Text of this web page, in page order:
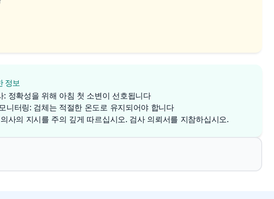
정보
: 정확성을 위해 아침 첫 소변이 선호됩니다
니터링: 검체는 적절한 온도로 유지되어야 합니다
사의 지시를 주의 깊게 따르십시오. 검사 의뢰서를 지참하십시오.